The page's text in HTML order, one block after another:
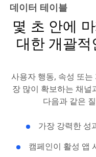
데이터 테이블
몇 초 안에
대한 개괄적
사용자 행동, 속성 또
장 많이 확보하는 채널
다음과 같은
가장 강력한 성
캠페인이 활성 앱